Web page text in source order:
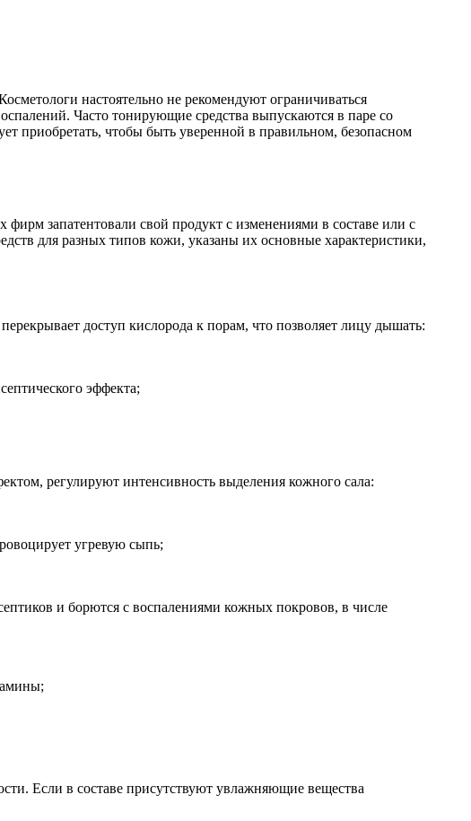
настоятельно не рекомендуют ограничиваться
Часто тонирующие средства выпускаются в паре со
приобретать, чтобы быть уверенной в правильном, безопасном
запатентовали свой продукт с изменениями в составе или с
для разных типов кожи, указаны их основные характеристики,
доступ кислорода к порам, что позволяет лицу дышать:
эффекта;
регулируют интенсивность выделения кожного сала:
угревую сыпь;
и борются с воспалениями кожных покровов, в числе
Если в составе присутствуют увлажняющие вещества